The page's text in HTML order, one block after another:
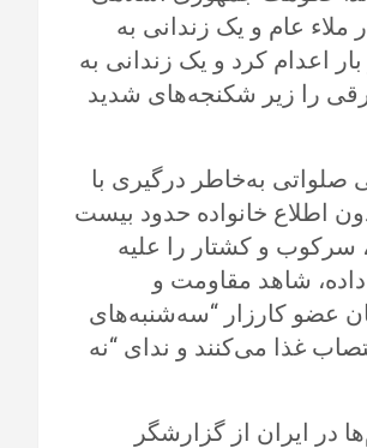
ملاء عام و یک زندانی به
اعدام کرد و یک زندانی به
را زیر شکنجه‌های شدید
به‌خاطر درگیری با
اطلاع خانواده حدود بیست
سرکوب و کشتار را علیه
شاهد مقاومت و
به‌ طوری که در ۲۵ زندان، زندانیان عضو کارزار “سه‌شنبه‌های
که هر سه‌شنبه اعتصاب غذا می‌کنند و ندای “نه
در ایران از گزارشگر